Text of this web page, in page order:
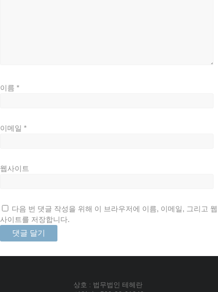
이름 *
이메일 *
웹사이트
다음 번 댓글 작성을 위해 이 브라우저에 이름, 이메일, 그리고 웹
사이트를 저장합니다.
상호 : 법무법인 테헤란